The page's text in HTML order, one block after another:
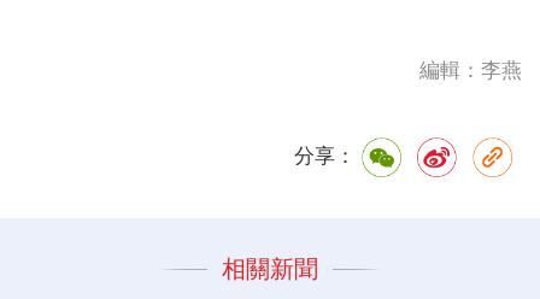
編輯：李燕
分享：
相關新聞